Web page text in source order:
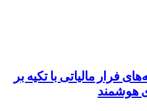
فرار مالیاتی با تکیه بر
هوشمند